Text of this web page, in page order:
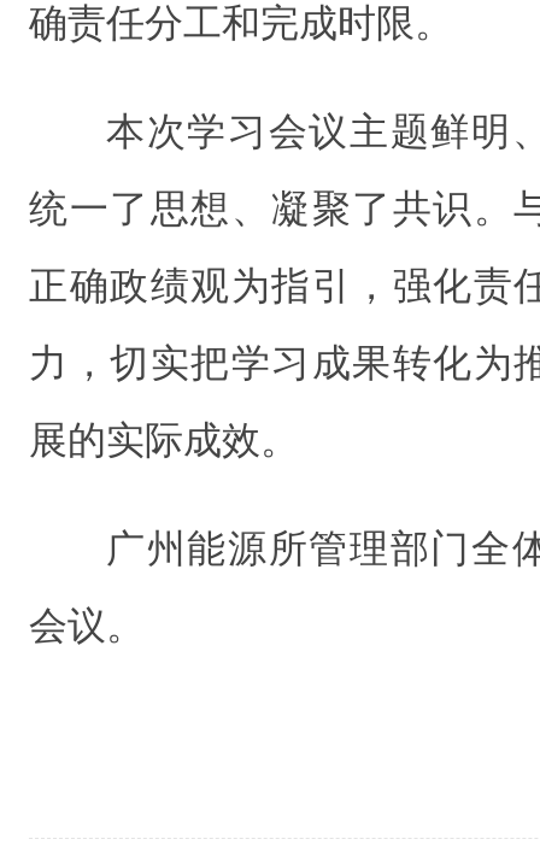
确责任分工和完成时限。
本次学习会议主题鲜明
统一了思想、凝聚了共识。
正确政绩观为指引，强化责
力，切实把学习成果转化为
展的实际成效。
广州能源所管理部门全
会议。